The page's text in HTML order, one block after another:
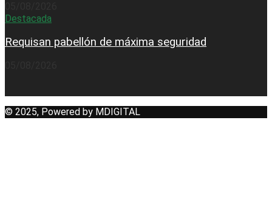
Destacada
Requisan pabellón de máxima seguridad
© 2025, Powered by MDIGITAL